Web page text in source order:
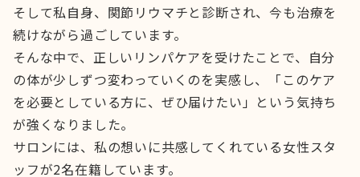
そして私自身、関節リウマチと診断され、今も治療を
続けながら過ごしています。
そんな中で、正しいリンパケアを受けたことで、自分
の体が少しずつ変わっていくのを実感し、「このケア
を必要としている方に、ぜひ届けたい」という気持ち
が強くなりました。
サロンには、私の想いに共感してくれている女性スタ
ッフが2名在籍しています。